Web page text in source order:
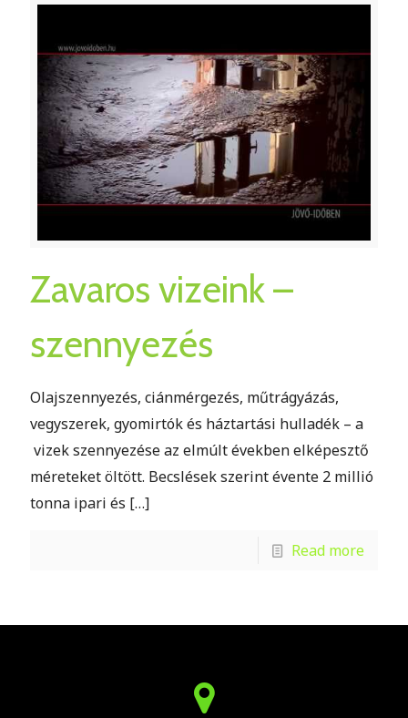
Zavaros vizeink –
szennyezés
Olajszennyezés, ciánmérgezés, műtrágyázás,
vegyszerek, gyomirtók és háztartási hulladék – a
vizek szennyezése az elmúlt években elképesztő
méreteket öltött. Becslések szerint évente 2 millió
tonna ipari és […]
Read more